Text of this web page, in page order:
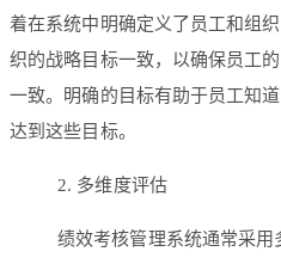
着在系统中明确定义了员工和组
织的战略目标一致，以确保员工
一致。明确的目标有助于员工知
达到这些目标。
2. 多维度评估
绩效考核管理系统通常采用